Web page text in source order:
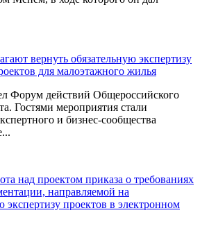
вернуть обязательную экспертизу
для малоэтажного жилья
Форум действий Общероссийского
Гостями мероприятия стали
и бизнес-сообщества
над проектом приказа о требованиях
направляемой на
экспертизу проектов в электронном